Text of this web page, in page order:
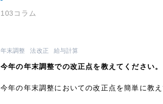
103コラム
年末調整 法改正 給与計算
今年の年末調整での改正点を教えてください。
今年の年末調整においての改正点を簡単に教え